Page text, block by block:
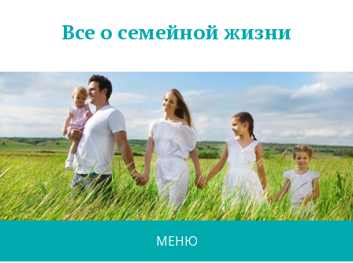
Все о семейной жизни
МЕНЮ